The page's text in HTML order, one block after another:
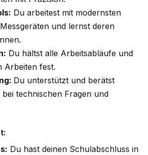
Du arbeitest mit modernsten
und lernst deren
Du hältst alle Arbeitsabläufe und
Arbeiten fest.
Du unterstützt und berätst
technischen Fragen und
Du hast deinen Schulabschluss in